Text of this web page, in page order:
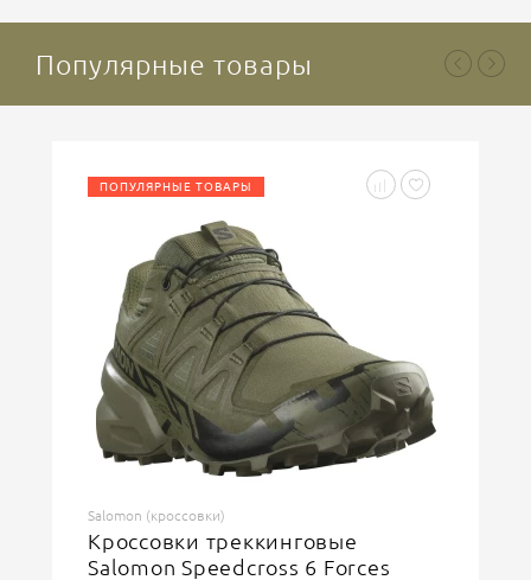
подготовки счета.
Введите код, указанный на картинке
ОСТАВИТЬ ОТЗЫВ
Популярные товары
ПОПУЛЯРНЫЕ ТОВАРЫ
Salomon (кроссовки)
Кроссовки треккинговые
Salomon Speedcross 6 Forces